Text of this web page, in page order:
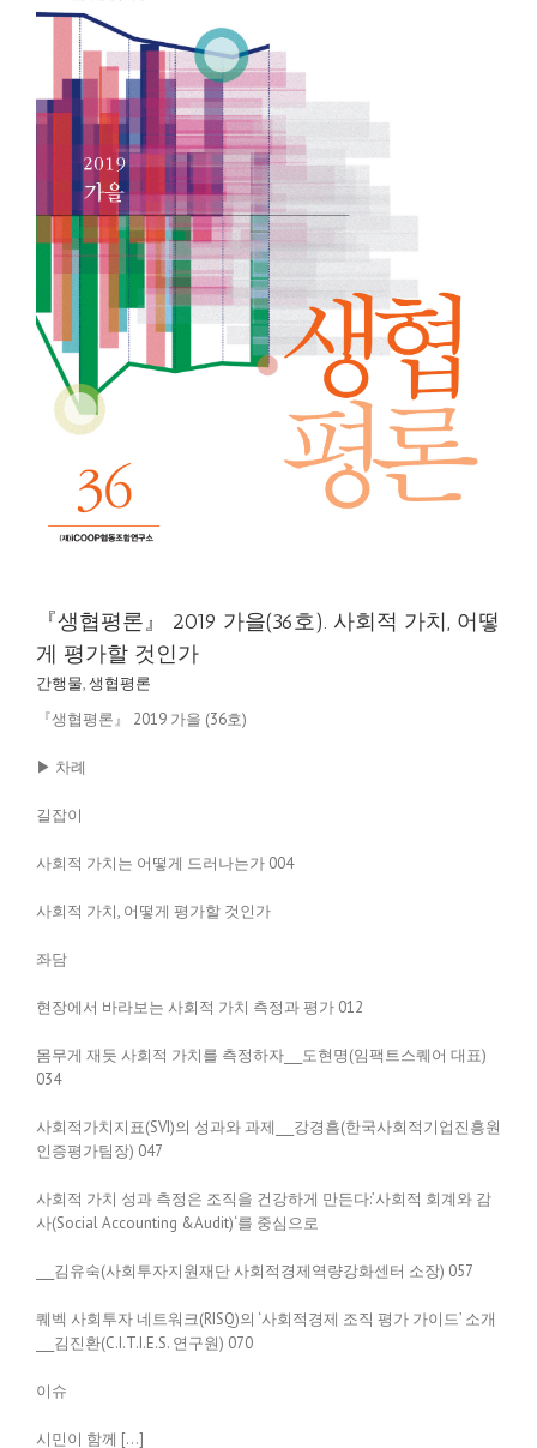
『생협평론』 2019 가을(36호). 사회적 가치, 어떻
게 평가할 것인가
간행물,생협평론
『생협평론』 2019 가을 (36호)
▶ 차례
길잡이
사회적 가치는 어떻게 드러나는가 004
사회적 가치, 어떻게 평가할 것인가
좌담
현장에서 바라보는 사회적 가치 측정과 평가 012
몸무게 재듯 사회적 가치를 측정하자___도현명(임팩트스퀘어 대표)
034
사회적가치지표(SVI)의 성과와 과제___강경흠(한국사회적기업진흥원
인증평가팀장) 047
사회적 가치 성과 측정은 조직을 건강하게 만든다:’사회적 회계와 감
사(Social Accounting &Audit)‘를 중심으로
___김유숙(사회투자지원재단 사회적경제역량강화센터 소장) 057
퀘벡 사회투자 네트워크(RISQ)의 ‘사회적경제 조직 평가 가이드’ 소개
___김진환(C.I.T.I.E.S. 연구원) 070
이슈
시민이 함께 […]